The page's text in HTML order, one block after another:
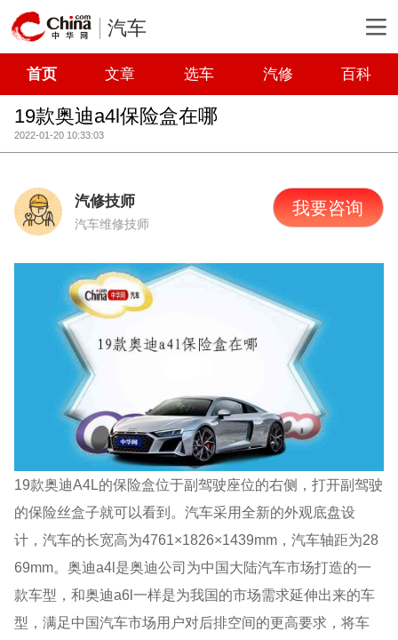
汽车
首页 文章 选车 汽修 百科
19款奥迪a4l保险盒在哪
2022-01-20 10:33:03
汽修技师
汽车维修技师
我要咨询
19款奥迪A4L的保险盒位于副驾驶座位的右侧，打开副驾驶
的保险丝盒子就可以看到。汽车采用全新的外观底盘设
计，汽车的长宽高为4761×1826×1439mm，汽车轴距为28
69mm。奥迪a4l是奥迪公司为中国大陆汽车市场打造的一
款车型，和奥迪a6l一样是为我国的市场需求延伸出来的车
型，满足中国汽车市场用户对后排空间的更高要求，将车